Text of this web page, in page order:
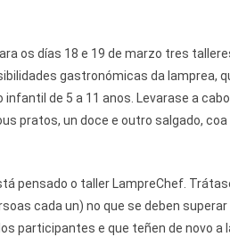
os días 18 e 19 de marzo tres
gastronómicas da lamprea,
de 5 a 11 anos. Levarase a
pratos, un doce e outro salgado,
pensado o taller LampreChef.
cada un) no que se deben
participantes e que teñen de novo a